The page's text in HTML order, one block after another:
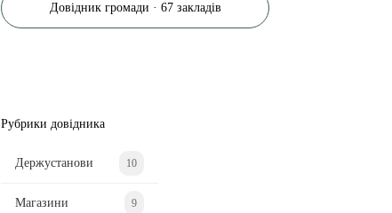
Довідник громади · 67 закладів
Рубрики довідника
Держустанови 10
Магазини 9